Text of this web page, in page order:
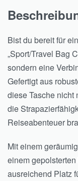
Bist du bereit für
„Sport/Travel Bag
sondern eine
Gefertigt aus
diese Tasche nicht
die
Reiseabenteuer
Mit einem
einem
ausreichend Platz